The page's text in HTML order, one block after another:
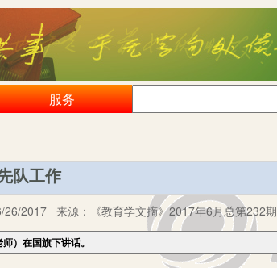
服务
队工作
26/2017 来源： 《教育学文摘》2017年6月总第232期
）在国旗下讲话。